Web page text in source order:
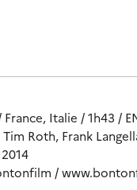
Italie / 1h43 /
Roth, Frank
/